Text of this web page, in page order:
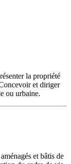
la propriété
et diriger
ou urbaine.
et bâtis de